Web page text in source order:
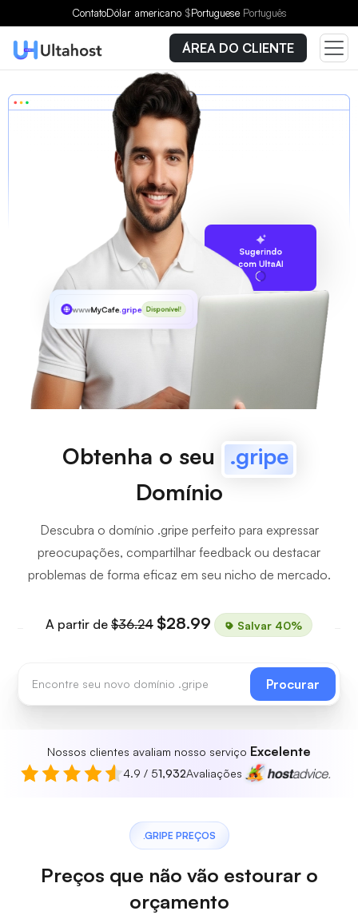
ContatoDólar americano $Portuguese Português
ÁREA DO CLIENTE
Sugerindo
com UltaAI
wwwMyCafe.gripe Disponível!
Obtenha o seu
.gripe
Domínio
Descubra o domínio .gripe perfeito para expressar
preocupações, compartilhar feedback ou destacar
problemas de forma eficaz em seu nicho de mercado.
A partir de $36.24 $28.99 Salvar 40%
Procurar
Nossos clientes avaliam nosso serviço Excelente
4.9 / 51,932Avaliações
.GRIPE PREÇOS
Preços que não vão estourar o
orçamento